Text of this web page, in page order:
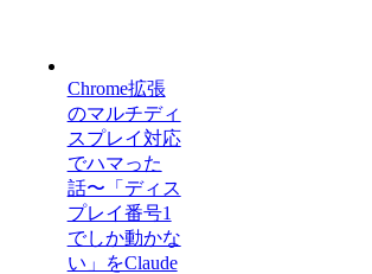
Chrome拡張
のマルチディ
スプレイ対応
でハマった
話〜「ディス
プレイ番号1
でしか動かな
い」をClaude